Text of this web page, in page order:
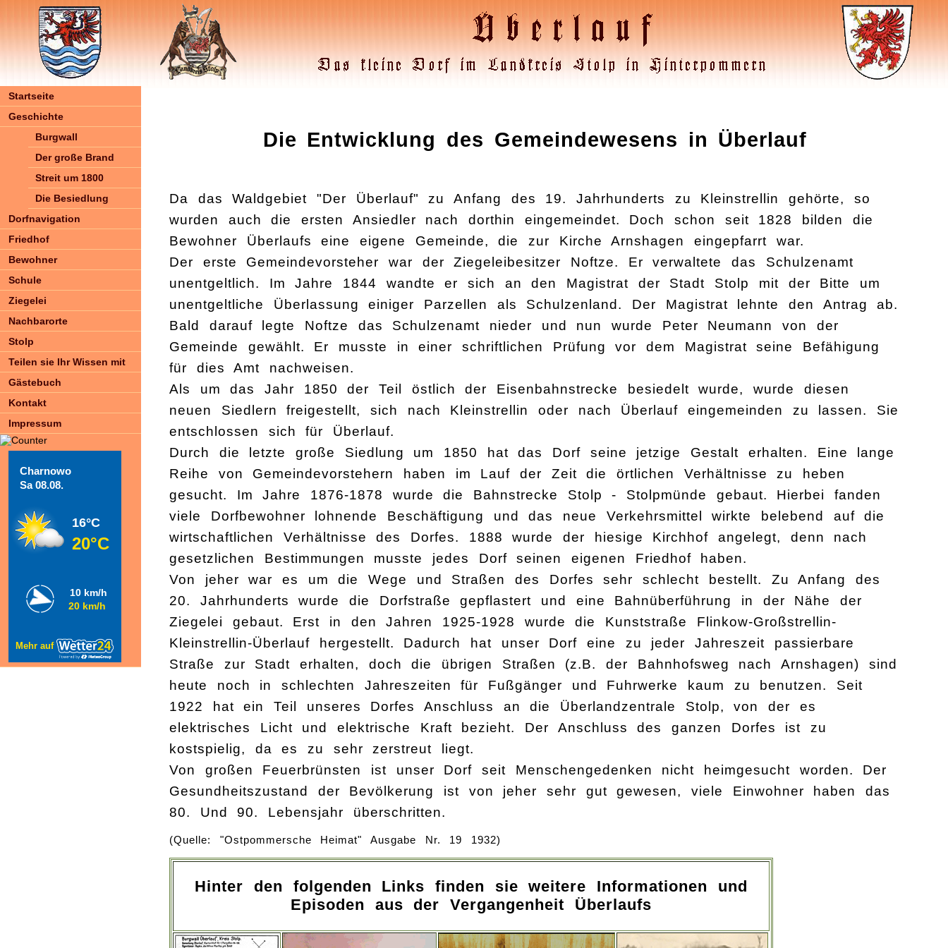
Startseite
Geschichte
Burgwall
Der große Brand
Streit um 1800
Die Besiedlung
Dorfnavigation
Friedhof
Bewohner
Schule
Ziegelei
Nachbarorte
Stolp
Teilen sie Ihr Wissen mit
Gästebuch
Kontakt
Impressum
Charnowo
Sa 08.08.
16°C
20°C
Mehr auf
10 km/h
20 km/h
Die Entwicklung des Gemeindewesens in Überlauf
Da das Waldgebiet "Der Überlauf" zu Anfang des 19. Jahrhunderts zu Kleinstrellin gehörte, so
wurden auch die ersten Ansiedler nach dorthin eingemeindet. Doch schon seit 1828 bilden die
Bewohner Überlaufs eine eigene Gemeinde, die zur Kirche Arnshagen eingepfarrt war.
Der erste Gemeindevorsteher war der Ziegeleibesitzer Noftze. Er verwaltete das Schulzenamt
unentgeltlich. Im Jahre 1844 wandte er sich an den Magistrat der Stadt Stolp mit der Bitte um
unentgeltliche Überlassung einiger Parzellen als Schulzenland. Der Magistrat lehnte den Antrag ab.
Bald darauf legte Noftze das Schulzenamt nieder und nun wurde Peter Neumann von der
Gemeinde gewählt. Er musste in einer schriftlichen Prüfung vor dem Magistrat seine Befähigung
für dies Amt nachweisen.
Als um das Jahr 1850 der Teil östlich der Eisenbahnstrecke besiedelt wurde, wurde diesen
neuen Siedlern freigestellt, sich nach Kleinstrellin oder nach Überlauf eingemeinden zu lassen. Sie
entschlossen sich für Überlauf.
Durch die letzte große Siedlung um 1850 hat das Dorf seine jetzige Gestalt erhalten. Eine lange
Reihe von Gemeindevorstehern haben im Lauf der Zeit die örtlichen Verhältnisse zu heben
gesucht. Im Jahre 1876-1878 wurde die Bahnstrecke Stolp - Stolpmünde gebaut. Hierbei fanden
viele Dorfbewohner lohnende Beschäftigung und das neue Verkehrsmittel wirkte belebend auf die
wirtschaftlichen Verhältnisse des Dorfes. 1888 wurde der hiesige Kirchhof angelegt, denn nach
gesetzlichen Bestimmungen musste jedes Dorf seinen eigenen Friedhof haben.
Von jeher war es um die Wege und Straßen des Dorfes sehr schlecht bestellt. Zu Anfang des
20. Jahrhunderts wurde die Dorfstraße gepflastert und eine Bahnüberführung in der Nähe der
Ziegelei gebaut. Erst in den Jahren 1925-1928 wurde die Kunststraße Flinkow-Großstrellin-
Kleinstrellin-Überlauf hergestellt. Dadurch hat unser Dorf eine zu jeder Jahreszeit passierbare
Straße zur Stadt erhalten, doch die übrigen Straßen (z.B. der Bahnhofsweg nach Arnshagen) sind
heute noch in schlechten Jahreszeiten für Fußgänger und Fuhrwerke kaum zu benutzen. Seit
1922 hat ein Teil unseres Dorfes Anschluss an die Überlandzentrale Stolp, von der es
elektrisches Licht und elektrische Kraft bezieht. Der Anschluss des ganzen Dorfes ist zu
kostspielig, da es zu sehr zerstreut liegt.
Von großen Feuerbrünsten ist unser Dorf seit Menschengedenken nicht heimgesucht worden. Der
Gesundheitszustand der Bevölkerung ist von jeher sehr gut gewesen, viele Einwohner haben das
80. Und 90. Lebensjahr überschritten.
(Quelle: "Ostpommersche Heimat" Ausgabe Nr. 19 1932)
Hinter den folgenden Links finden sie weitere Informationen und
Episoden aus der Vergangenheit Überlaufs